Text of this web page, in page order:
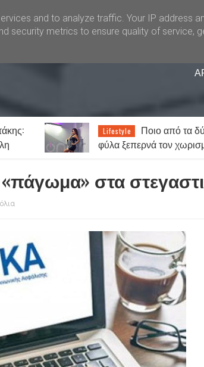
πιο
Lifestyle
17 σημάδια ότι
γυναίκα σε… γουστάρει
στα
and to analyze traffic. Your IP address
security metrics to ensure quality of service,